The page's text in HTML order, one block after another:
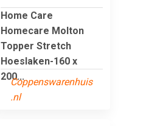
Home Care
Homecare Molton
Topper Stretch
Hoeslaken-160 x
200...
Coppenswarenhuis
.nl